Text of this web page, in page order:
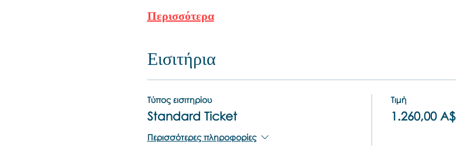
Περισσότερα
Εισιτήρια
Τύπος εισιτηρίου
Standard Ticket
Περισσότερες πληροφορίες
Τιμή
1.260,00 A$